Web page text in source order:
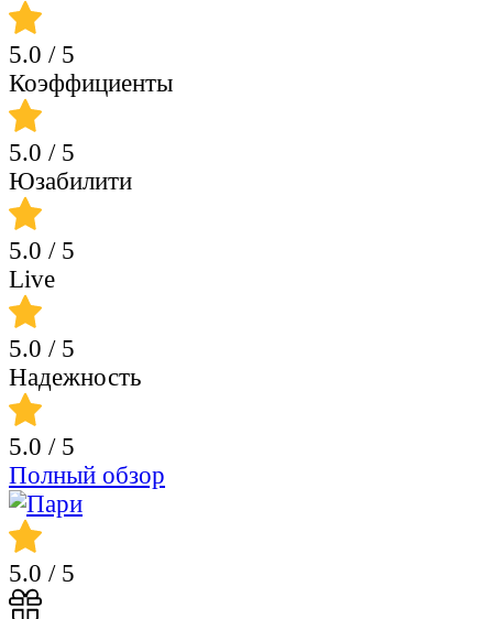
5.0 / 5
Коэффициенты
5.0 / 5
Юзабилити
5.0 / 5
Live
5.0 / 5
Надежность
5.0 / 5
Полный обзор
5.0 / 5